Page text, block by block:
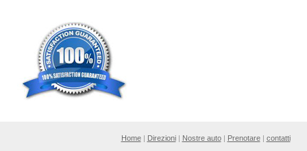
Home| Direzioni| Nostre auto| Prenotare| contatti